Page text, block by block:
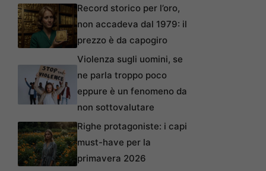
Record storico per l’oro,
non accadeva dal 1979: il
prezzo è da capogiro
Violenza sugli uomini, se
ne parla troppo poco
eppure è un fenomeno da
non sottovalutare
Righe protagoniste: i capi
must-have per la
primavera 2026